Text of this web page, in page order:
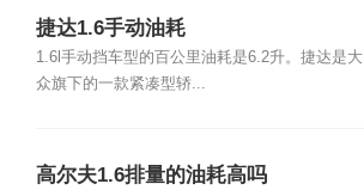
捷达1.6手动油耗
1.6l手动挡车型的百公里油耗是6.2升。捷达是大
众旗下的一款紧凑型轿...
高尔夫1.6排量的油耗高吗